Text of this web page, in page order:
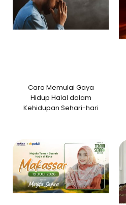
Cara Memulai Gaya
Hidup Halal dalam
Kehidupan Sehari-hari